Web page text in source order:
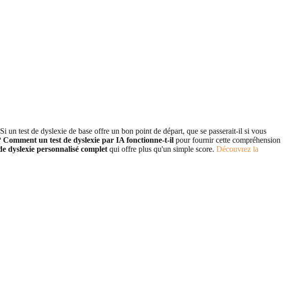
test de dyslexie de base offre un bon point de départ, que se passerait-il si vous
Comment un test de dyslexie par IA fonctionne-t-il pour fournir cette compréhension
dyslexie personnalisé complet qui offre plus qu'un simple score. Découvrez la